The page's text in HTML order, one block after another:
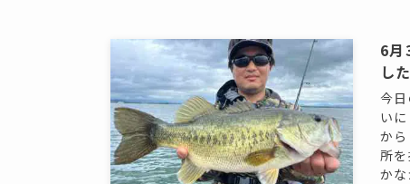
6月
し
今
い
か
所
か